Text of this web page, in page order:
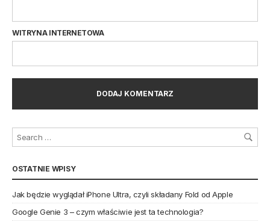
WITRYNA INTERNETOWA
OSTATNIE WPISY
Jak będzie wyglądał iPhone Ultra, czyli składany Fold od Apple
Google Genie 3 – czym właściwie jest ta technologia?